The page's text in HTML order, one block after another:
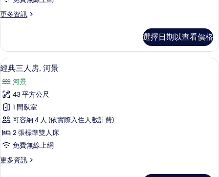
的
所
相
片
更多資訊
更
四
人
房
詳
情
選擇日期以查看價格
顯
示
經
典
三
人
房,
河
景
高級寢具、羽絨被、客房內保險箱、書
5
經典三人房, 河景
河景
43 平方公尺
1 間臥室
可容納 4 人 (依實際入住人數計費)
2 張標準雙人床
免費無線上網
更多資訊
更